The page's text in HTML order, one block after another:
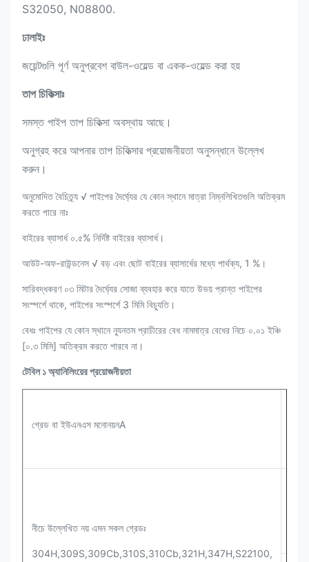
S32050, N08800.
ঢালাইঃ
জয়েন্টগুলি পূর্ণ অনুপ্রবেশ বাউল-ওয়েল্ড বা একক-ওয়েল্ড করা হয়
তাপ চিকিত্সাঃ
সমস্ত পাইপ তাপ চিকিত্সা অবস্থায় আছে।
অনুগ্রহ করে আপনার তাপ চিকিত্সার প্রয়োজনীয়তা অনুসন্ধানে উল্লেখ
করুন।
অনুমোদিত বৈচিত্র্য √ পাইপের দৈর্ঘ্যের যে কোন স্থানে মাত্রা নিম্নলিখিতগুলি অতিক্রম
করতে পারে নাঃ
বাইরের ব্যাসার্ধ ০.৫% নির্দিষ্ট বাইরের ব্যাসার্ধ।
আউট-অফ-রাউন্ডনেস √ বড় এবং ছোট বাইরের ব্যাসার্ধের মধ্যে পার্থক্য, 1 %।
সারিবদ্ধকরণ ০৩ মিটার দৈর্ঘ্যের সোজা ব্যবহার করে যাতে উভয় প্রান্ত পাইপের
সংস্পর্শে থাকে, পাইপের সংস্পর্শে 3 মিমি বিচ্যুতি।
বেধঃ পাইপের যে কোন স্থানে ন্যূনতম প্রাচীরের বেধ নামমাত্র বেধের নিচে ০.০১ ইঞ্চি
[০.৩ মিমি] অতিক্রম করতে পারবে না।
টেবিল ১ অ্যানিলিংয়ের প্রয়োজনীয়তা
গ্রেড বা ইউএনএস মনোনয়নA
নীচে উল্লেখিত নয় এমন সকল গ্রেডঃ
304H,309S,309Cb,310S,310Cb,321H,347H,S22100,